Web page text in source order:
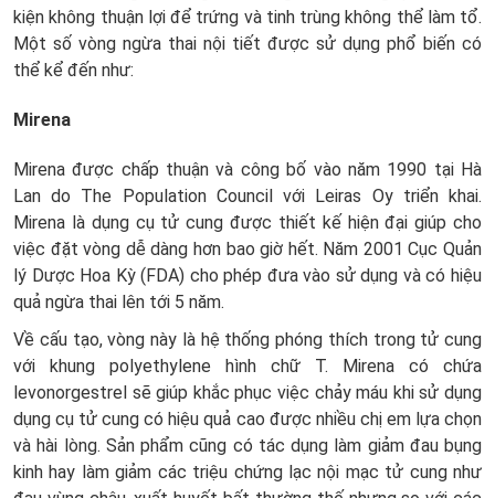
kiện không thuận lợi để trứng và tinh trùng không thể làm tổ.
Một số vòng ngừa thai nội tiết được sử dụng phổ biến có
thể kể đến như:
Mirena
Mirena được chấp thuận và công bố vào năm 1990 tại Hà
Lan do The Population Council với Leiras Oy triển khai.
Mirena là dụng cụ tử cung được thiết kế hiện đại giúp cho
việc đặt vòng dễ dàng hơn bao giờ hết. Năm 2001 Cục Quản
lý Dược Hoa Kỳ (FDA) cho phép đưa vào sử dụng và có hiệu
quả ngừa thai lên tới 5 năm.
Về cấu tạo, vòng này là hệ thống phóng thích trong tử cung
với khung polyethylene hình chữ T. Mirena có chứa
levonorgestrel sẽ giúp khắc phục việc chảy máu khi sử dụng
dụng cụ tử cung có hiệu quả cao được nhiều chị em lựa chọn
và hài lòng. Sản phẩm cũng có tác dụng làm giảm đau bụng
kinh hay làm giảm các triệu chứng lạc nội mạc tử cung như